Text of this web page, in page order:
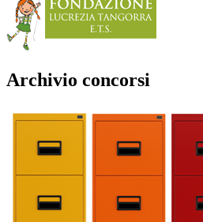
Archivio concorsi